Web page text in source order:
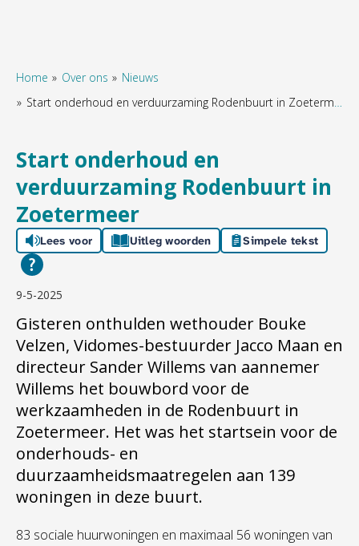
Home Over ons
Nieuws
Start onderhoud en verduurzaming Rodenbuurt in Zoetermeer
Start onderhoud en
verduurzaming Rodenbuurt in
Zoetermeer
Lees voor Uitleg woorden Simpele tekst
9-5-2025
Gisteren onthulden wethouder Bouke
Velzen, Vidomes-bestuurder Jacco Maan en
directeur Sander Willems van aannemer
Willems het bouwbord voor de
werkzaamheden in de Rodenbuurt in
Zoetermeer. Het was het startsein voor de
onderhouds- en
duurzaamheidsmaatregelen aan 139
woningen in deze buurt.
83 sociale huurwoningen en maximaal 56 woningen van